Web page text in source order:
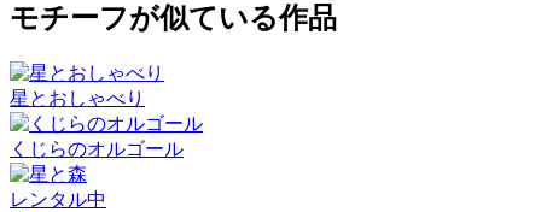
モチーフが似ている作品
星とおしゃべり
くじらのオルゴール
レンタル中